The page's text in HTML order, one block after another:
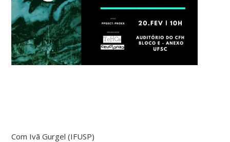
Com Ivã Gurgel (IFUSP)